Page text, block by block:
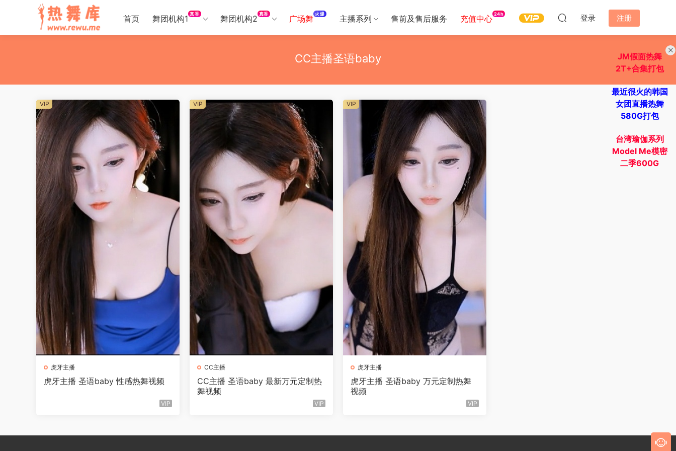
首页 舞团机构1 真香 舞团机构2 真香 广场舞 火爆 主播系列 售前及售后服务 充值中心 24h 登录 注册
CC主播圣语baby
虎牙主播
虎牙主播 圣语baby 性感热舞视频
VIP
VIP
CC主播
CC主播 圣语baby 最新万元定制热
舞视频
VIP
VIP
虎牙主播
虎牙主播 圣语baby 万元定制热舞
视频
VIP
VIP
JM假面热舞
2T+合集打包
最近很火的韩国
女团直播热舞
580G打包
台湾瑜伽系列
Model Me模密
二季600G